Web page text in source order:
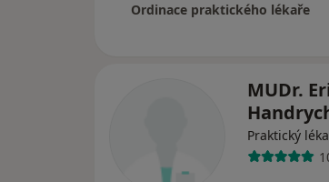
Ordinace praktického lékaře
MUDr.
Praktický